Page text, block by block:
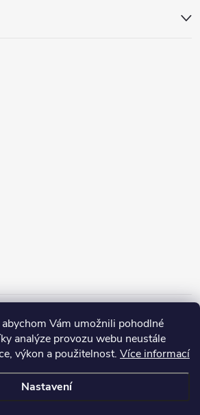
Vám umožnili pohodlné
analýze provozu webu neustále
výkon a použitelnost. Více informací
Nastavení